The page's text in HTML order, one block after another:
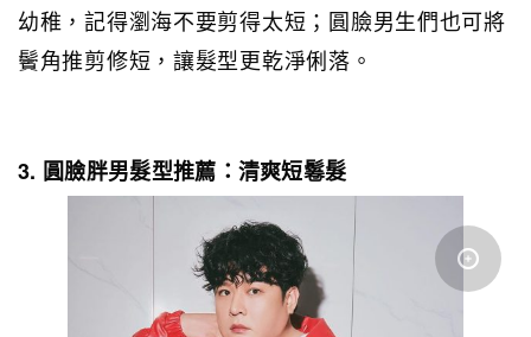
幼稚，記得瀏海不要剪得太短；圓臉男生們也可將
鬢角推剪修短，讓髮型更乾淨俐落。
3. 圓臉胖男髮型推薦：清爽短鬈髮